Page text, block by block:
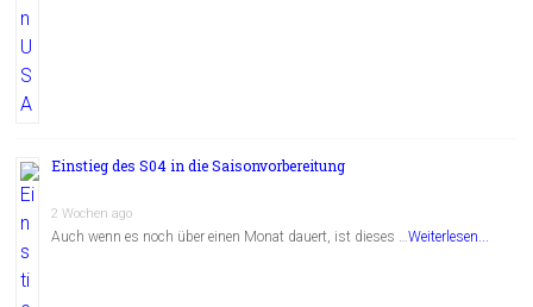
Einstieg des S04 in die Saisonvorbereitung
2 Wochen ago
Auch wenn es noch über einen Monat dauert, ist dieses …Weiterlesen...